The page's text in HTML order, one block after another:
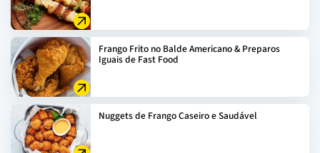
Frango Frito no Balde Americano & Preparos
Iguais de Fast Food
Nuggets de Frango Caseiro e Saudável